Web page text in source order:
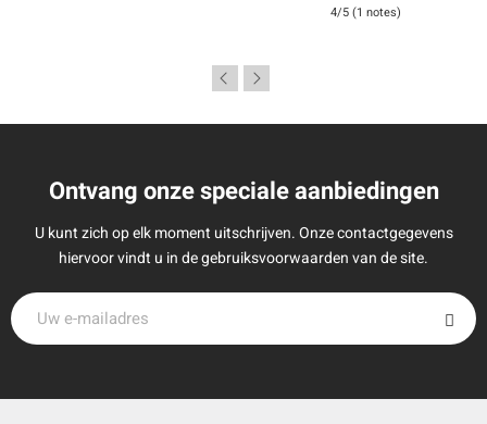
4/5 (1 notes)
Ontvang onze speciale aanbiedingen
U kunt zich op elk moment uitschrijven. Onze contactgegevens
hiervoor vindt u in de gebruiksvoorwaarden van de site.